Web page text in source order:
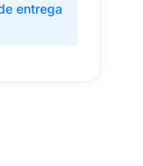
entrega